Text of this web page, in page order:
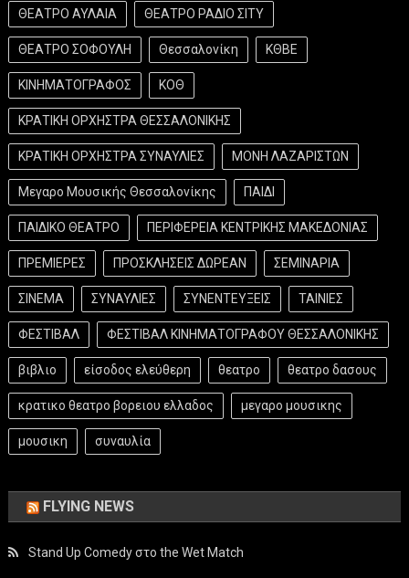
ΘΕΑΤΡΟ ΑΥΛΑΙΑ ΘΕΑΤΡΟ ΡΑΔΙΟ ΣΙΤΥ
ΘΕΑΤΡΟ ΣΟΦΟΥΛΗ Θεσσαλονίκη ΚΘΒΕ
ΚΙΝΗΜΑΤΟΓΡΑΦΟΣ ΚΟΘ
ΚΡΑΤΙΚΗ ΟΡΧΗΣΤΡΑ ΘΕΣΣΑΛΟΝΙΚΗΣ
ΚΡΑΤΙΚΗ ΟΡΧΗΣΤΡΑ ΣΥΝΑΥΛΙΕΣ ΜΟΝΗ ΛΑΖΑΡΙΣΤΩΝ
Μεγαρο Μουσικής Θεσσαλονίκης ΠΑΙΔΙ
ΠΑΙΔΙΚΟ ΘΕΑΤΡΟ ΠΕΡΙΦΕΡΕΙΑ ΚΕΝΤΡΙΚΗΣ ΜΑΚΕΔΟΝΙΑΣ
ΠΡΕΜΙΕΡΕΣ ΠΡΟΣΚΛΗΣΕΙΣ ΔΩΡΕΑΝ ΣΕΜΙΝΑΡΙΑ
ΣΙΝΕΜΑ ΣΥΝΑΥΛΙΕΣ ΣΥΝΕΝΤΕΥΞΕΙΣ ΤΑΙΝΙΕΣ
ΦΕΣΤΙΒΑΛ ΦΕΣΤΙΒΑΛ ΚΙΝΗΜΑΤΟΓΡΑΦΟΥ ΘΕΣΣΑΛΟΝΙΚΗΣ
βιβλιο είσοδος ελεύθερη θεατρο θεατρο δασους
κρατικο θεατρο βορειου ελλαδος μεγαρο μουσικης
μουσικη συναυλία
FLYING NEWS
Stand Up Comedy στο the Wet Match